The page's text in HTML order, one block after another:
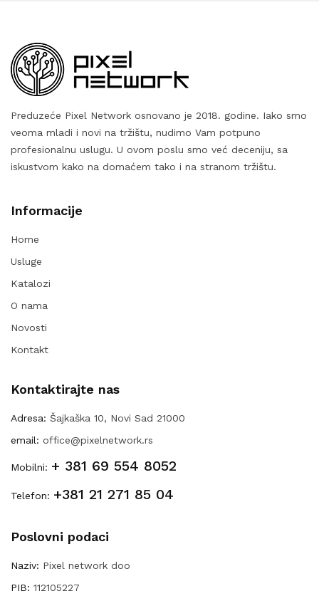
Preduzeće Pixel Network osnovano je 2018. godine. Iako smo
veoma mladi i novi na tržištu, nudimo Vam potpuno
profesionalnu uslugu. U ovom poslu smo već deceniju, sa
iskustvom kako na domaćem tako i na stranom tržištu.
Informacije
Home
Usluge
Katalozi
O nama
Novosti
Kontakt
Kontaktirajte nas
Adresa: Šajkaška 10, Novi Sad 21000
email: office@pixelnetwork.rs
Mobilni: + 381 69 554 8052
Telefon: +381 21 271 85 04
Poslovni podaci
Naziv: Pixel network doo
PIB: 112105227